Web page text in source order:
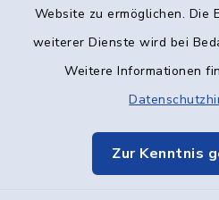
Website zu ermöglichen. Die
weiterer Dienste wird bei
Weitere Informationen
Zur Kenntnis
Elektronische